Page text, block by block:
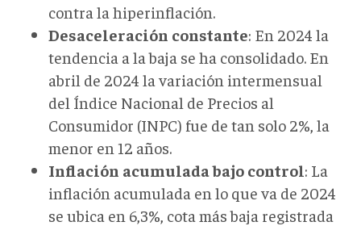
contra la hiperinflación.
Desaceleración constante: En 2024 la
tendencia a la baja se ha consolidado. En
abril de 2024 la variación intermensual
del Índice Nacional de Precios al
Consumidor (INPC) fue de tan solo 2%, la
menor en 12 años.
Inflación acumulada bajo control: La
inflación acumulada en lo que va de 2024
se ubica en 6,3%, cota más baja registrada